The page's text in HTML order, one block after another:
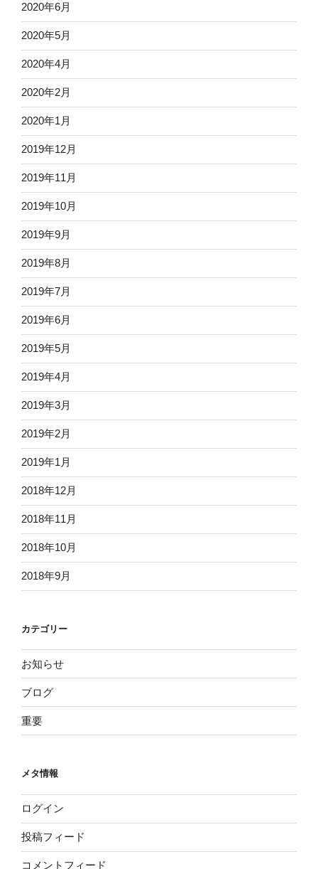
2020年6月
2020年5月
2020年4月
2020年2月
2020年1月
2019年12月
2019年11月
2019年10月
2019年9月
2019年8月
2019年7月
2019年6月
2019年5月
2019年4月
2019年3月
2019年2月
2019年1月
2018年12月
2018年11月
2018年10月
2018年9月
カテゴリー
お知らせ
ブログ
重要
メタ情報
ログイン
投稿フィード
コメントフィード